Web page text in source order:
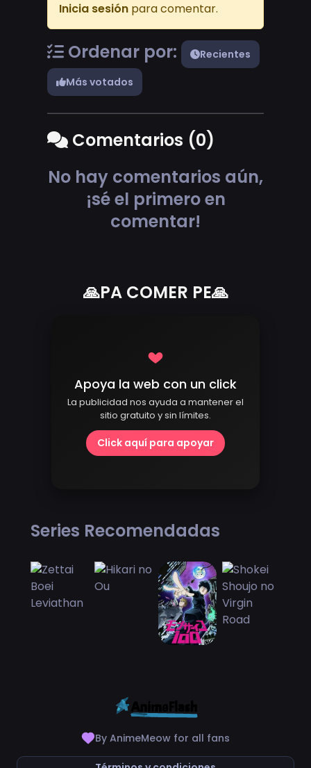
Inicia sesión para comentar.
Ordenar por:
Recientes
Más votados
Comentarios (0)
No hay comentarios aún,
¡sé el primero en
comentar!
🙏PA COMER PE🙏
Apoya la web con un click
La publicidad nos ayuda a mantener el
sitio gratuito y sin límites.
Click aquí para apoyar
Series Recomendadas
By AnimeMeow for all fans